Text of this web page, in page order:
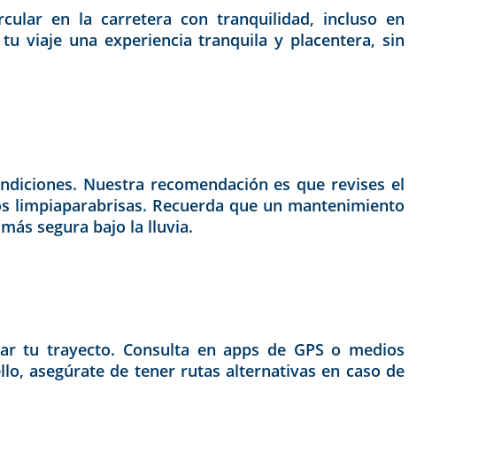
en la carretera con tranquilidad, incluso en
viaje una experiencia tranquila y placentera, sin
Nuestra recomendación es que revises el
limpiaparabrisas. Recuerda que un mantenimiento
segura bajo la lluvia.
tu trayecto. Consulta en apps de GPS o medios
asegúrate de tener rutas alternativas en caso de